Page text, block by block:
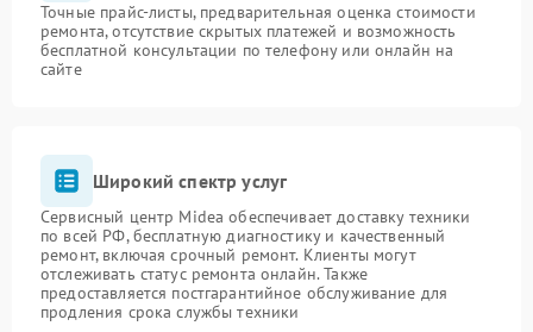
Точные прайс-листы, предварительная оценка стоимости
ремонта, отсутствие скрытых платежей и возможность
бесплатной консультации по телефону или онлайн на
сайте
Широкий спектр услуг
Сервисный центр Midea обеспечивает доставку техники
по всей РФ, бесплатную диагностику и качественный
ремонт, включая срочный ремонт. Клиенты могут
отслеживать статус ремонта онлайн. Также
предоставляется постгарантийное обслуживание для
продления срока службы техники